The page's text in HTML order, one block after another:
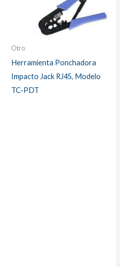
Otro
Herramienta Ponchadora
Impacto Jack RJ45, Modelo
TC-PDT